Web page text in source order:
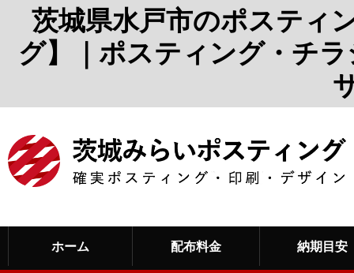
茨城県水戸市のポスティ
グ】｜ポスティング・チ
ホーム 配布料金 納期目安